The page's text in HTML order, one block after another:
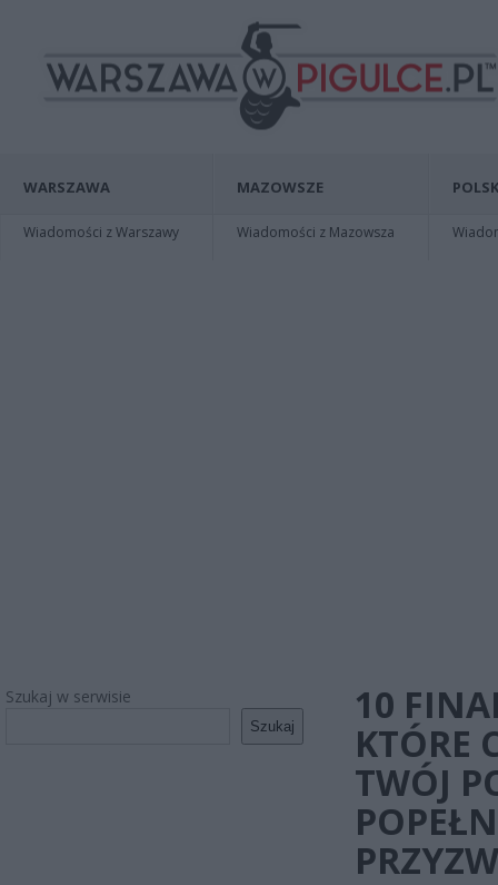
WARSZAWA
Wiadomości z Warszawy
MAZOWSZE
Wiadomości z Mazowsza
Szukaj w serwisie
Szukaj
10
KTÓRE
TWÓJ